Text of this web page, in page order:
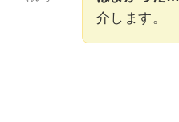
介します。